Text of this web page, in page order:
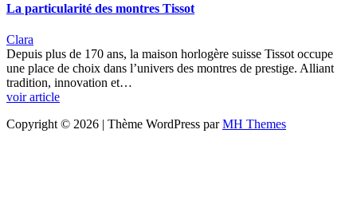
La particularité des montres Tissot
Clara
Depuis plus de 170 ans, la maison horlogère suisse Tissot occupe
une place de choix dans l’univers des montres de prestige. Alliant
tradition, innovation et…
voir article
Copyright © 2026 | Thème WordPress parMH Themes